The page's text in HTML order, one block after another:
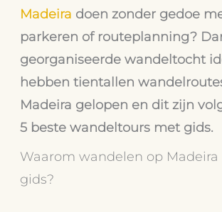
Madeira doen zonder gedoe
parkeren of routeplanning?
georganiseerde wandeltocht
hebben tientallen
Madeira gelopen en dit zijn
5 beste wandeltours met gids.
Waarom wandelen op
gids?